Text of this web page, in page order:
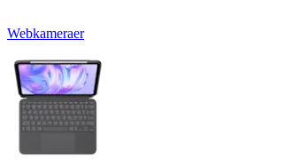
Webkameraer